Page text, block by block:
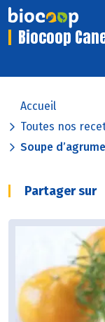
Biocoop
Accueil
Toutes nos
Soupe
Partager sur